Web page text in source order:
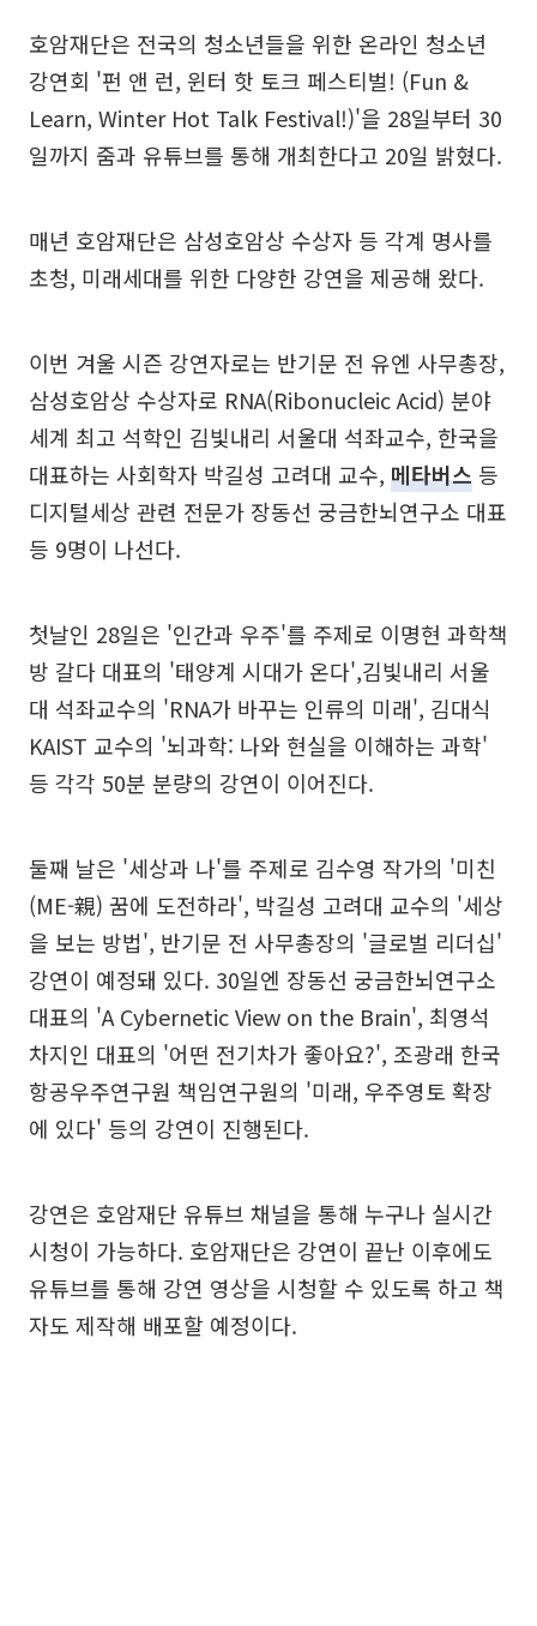
호암재단은 전국의 청소년들을 위한 온라인 청소년
강연회 '펀 앤 런, 윈터 핫 토크 페스티벌! (Fun &
Learn, Winter Hot Talk Festival!)'을 28일부터 30
일까지 줌과 유튜브를 통해 개최한다고 20일 밝혔다.
매년 호암재단은 삼성호암상 수상자 등 각계 명사를
초청, 미래세대를 위한 다양한 강연을 제공해 왔다.
이번 겨울 시즌 강연자로는 반기문 전 유엔 사무총장,
삼성호암상 수상자로 RNA(Ribonucleic Acid) 분야
세계 최고 석학인 김빛내리 서울대 석좌교수, 한국을
대표하는 사회학자 박길성 고려대 교수, 메타버스 등
디지털세상 관련 전문가 장동선 궁금한뇌연구소 대표
등 9명이 나선다.
첫날인 28일은 '인간과 우주'를 주제로 이명현 과학책
방 갈다 대표의 '태양계 시대가 온다',김빛내리 서울
대 석좌교수의 'RNA가 바꾸는 인류의 미래', 김대식
KAIST 교수의 '뇌과학: 나와 현실을 이해하는 과학'
등 각각 50분 분량의 강연이 이어진다.
둘째 날은 '세상과 나'를 주제로 김수영 작가의 '미친
(ME-親) 꿈에 도전하라', 박길성 고려대 교수의 '세상
을 보는 방법', 반기문 전 사무총장의 '글로벌 리더십'
강연이 예정돼 있다. 30일엔 장동선 궁금한뇌연구소
대표의 'A Cybernetic View on the Brain', 최영석
차지인 대표의 '어떤 전기차가 좋아요?', 조광래 한국
항공우주연구원 책임연구원의 '미래, 우주영토 확장
에 있다' 등의 강연이 진행된다.
강연은 호암재단 유튜브 채널을 통해 누구나 실시간
시청이 가능하다. 호암재단은 강연이 끝난 이후에도
유튜브를 통해 강연 영상을 시청할 수 있도록 하고 책
자도 제작해 배포할 예정이다.